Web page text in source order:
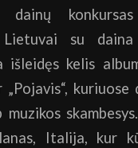
dainų
su daina
išleidęs kelis
„Pojavis“, kuriuose
Italija, kur